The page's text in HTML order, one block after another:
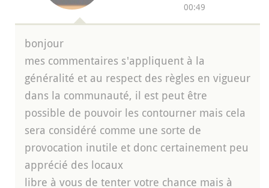
00:49
bonjour
mes commentaires s'appliquent à la
généralité et au respect des règles en vigueur
dans la communauté, il est peut être
possible de pouvoir les contourner mais cela
sera considéré comme une sorte de
provocation inutile et donc certainement peu
apprécié des locaux
libre à vous de tenter votre chance mais à